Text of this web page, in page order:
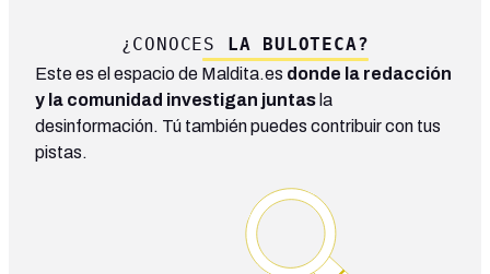
¿CONOCES LA BULOTECA?
Este es el espacio de Maldita.es donde la redacción
y la comunidad investigan juntas la
desinformación. Tú también puedes contribuir con tus
pistas.